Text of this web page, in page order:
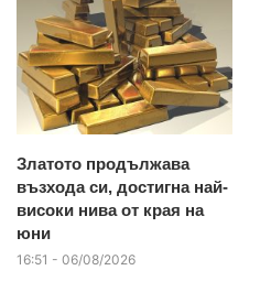
Златото продължава
възхода си, достигна най-
високи нива от края на
юни
16:51 - 06/08/2026